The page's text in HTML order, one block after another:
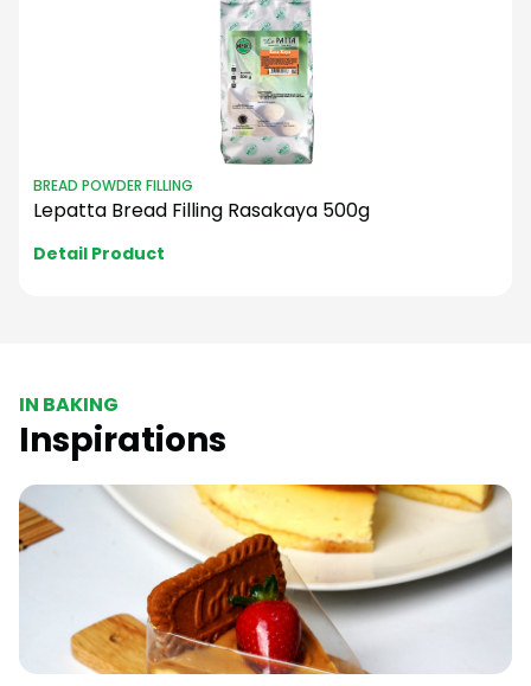
ICING SUGAR
Mentari Donut Dusting 200g
Detail Product
IN BAKING
Inspirations